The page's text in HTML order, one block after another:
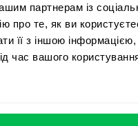
партнерам із
про те, як ви
її з іншою інформацією,
час вашого